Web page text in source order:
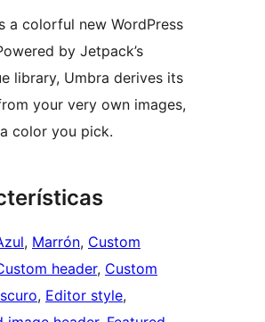
a colorful new WordPress
by Jetpack’s
library, Umbra derives its
your very own images,
color you pick.
, Marrón, Custom
header, Custom
, Editor style